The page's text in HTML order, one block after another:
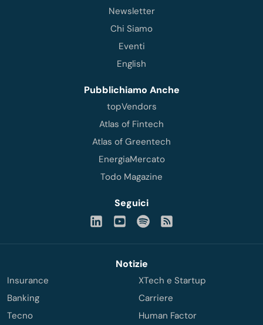
Newsletter
Chi Siamo
Eventi
English
Pubblichiamo Anche
topVendors
Atlas of Fintech
Atlas of Greentech
EnergiaMercato
Todo Magazine
Seguici
Notizie
Insurance
Banking
Tecno
XTech e Startup
Carriere
Human Factor